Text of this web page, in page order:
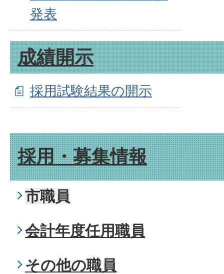
発表
成績開示
採用試験結果の開示
採用・募集情報
市職員
会計年度任用職員
その他の職員